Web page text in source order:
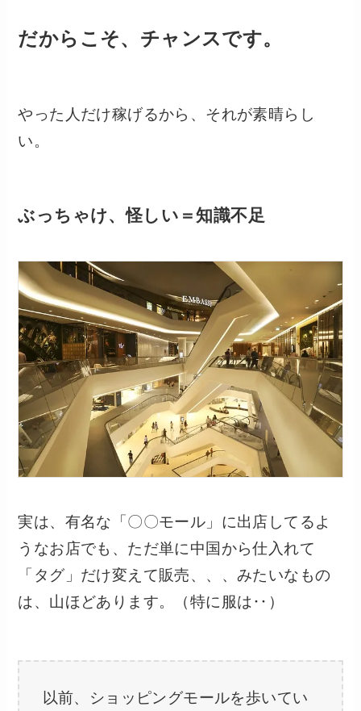
だからこそ、チャンスです。
やった人だけ稼げるから、それが素晴らし
い。
ぶっちゃけ、怪しい＝知識不足
実は、有名な「〇〇モール」に出店してるよ
うなお店でも、ただ単に中国から仕入れて
「タグ」だけ変えて販売、、、みたいなもの
は、山ほどあります。（特に服は‥）
以前、ショッピングモールを歩いてい